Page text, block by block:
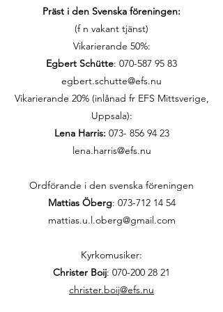
Präst i den Svenska föreningen:
(f n vakant tjänst)
Vikarierande 50%:
Egbert Schütte: 070-587 95 83
egbert.schutte@efs.nu
Vikarierande 20% (inlånad fr EFS Mittsverige,
Uppsala):
Lena Harris: 073- 856 94 23
lena.harris@efs.nu
Ordförande i den svenska föreningen
Mattias Öberg: 073-712 14 54
mattias.u.l.oberg@gmail.com
Kyrkomusiker:
Christer Boij: 070-200 28 21
christer.boij@efs.nu